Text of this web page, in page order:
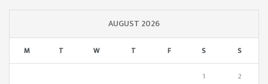
AUGUST 2026
M T W T F S S
1
2